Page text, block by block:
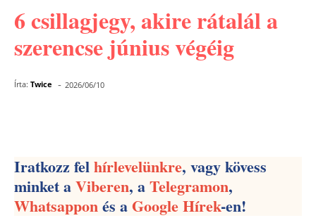
6 csillagjegy, akire rátalál a
szerencse június végéig
Írta: Twice - 2026/06/10
Iratkozz felhírlevelünkre, vagy kövess
minket aViberen, aTelegramon,
Whatsapponés aGoogle Hírek-en!